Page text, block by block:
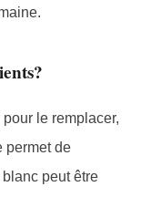
le remplacer,
permet de
peut être